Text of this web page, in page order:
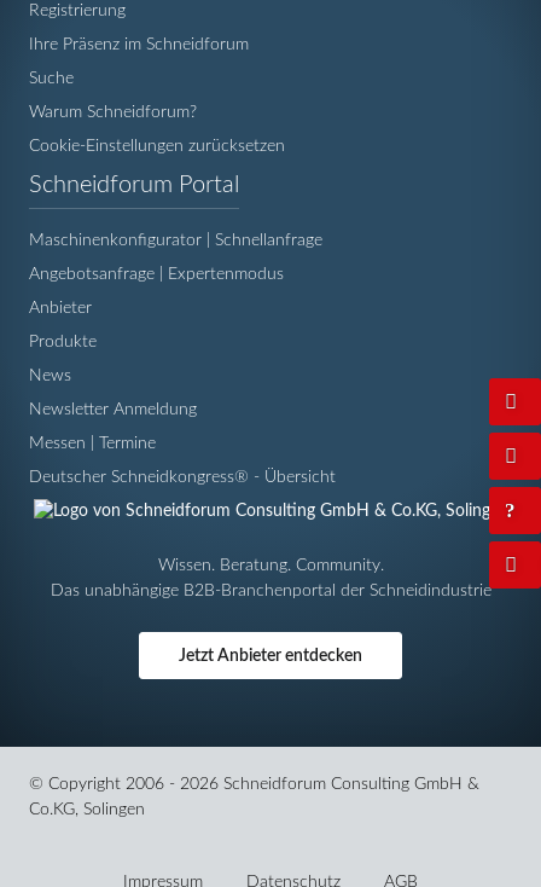
Registrierung
Ihre Präsenz im Schneidforum
Suche
Warum Schneidforum?
Cookie-Einstellungen zurücksetzen
Schneidforum Portal
Maschinenkonfigurator | Schnellanfrage
Angebotsanfrage | Expertenmodus
Anbieter
Produkte
News
Newsletter Anmeldung
Messen | Termine
Deutscher Schneidkongress® - Übersicht
Wissen. Beratung. Community.
Das unabhängige B2B-Branchenportal der Schneidindustrie
Jetzt Anbieter entdecken
© Copyright 2006 - 2026 Schneidforum Consulting GmbH &
Co.KG, Solingen
überspringen
Impressum Datenschutz AGB